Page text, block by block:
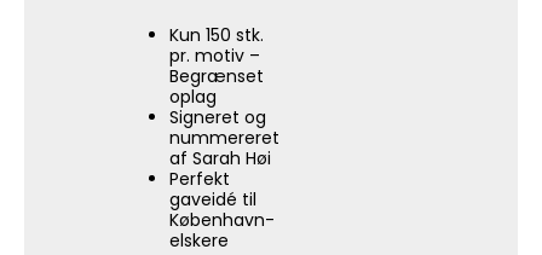
Kun 150 stk.
pr. motiv –
Begrænset
oplag
Signeret og
nummereret
af Sarah Høi
Perfekt
gaveidé til
København-
elskere